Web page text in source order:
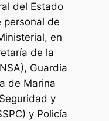
del Estado
personal de
en
de la
Guardia
de Marina
y
y Policía